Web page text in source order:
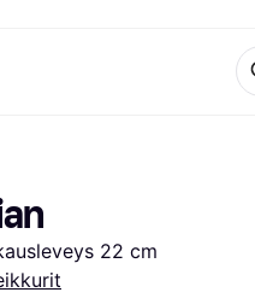
22 cm